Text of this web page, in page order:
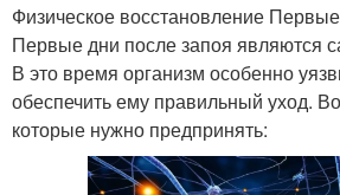
Физическое восстановление
Первые дни после запоя являются
В это время организм особенно
обеспечить ему правильный уход.
которые нужно предпринять: